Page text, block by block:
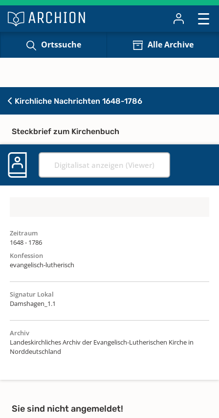
Ortssuche Alle Archive
Kirchliche Nachrichten 1648-1786
Steckbrief zum Kirchenbuch
Digitalisat anzeigen (Viewer)
Zeitraum
1648 - 1786
Konfession
evangelisch-lutherisch
Signatur Lokal
Damshagen_1.1
Archiv
Landeskirchliches Archiv der Evangelisch-Lutherischen Kirche in
Norddeutschland
Sie sind nicht angemeldet!